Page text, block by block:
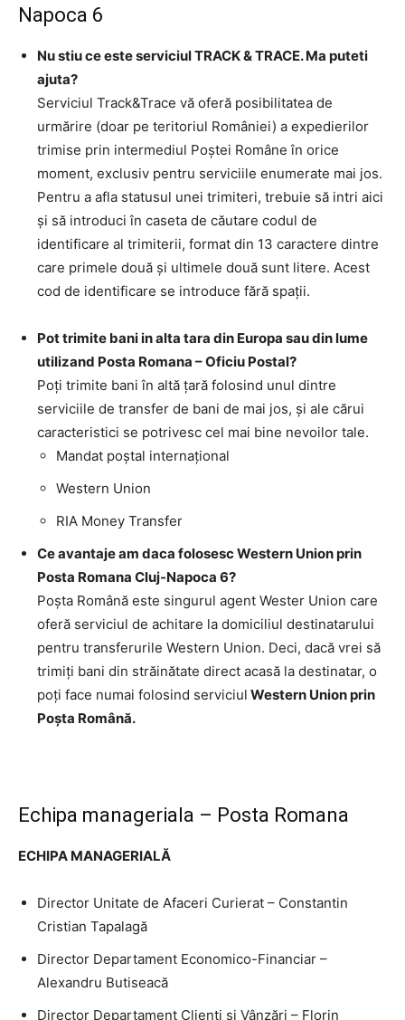
Napoca 6
Nu stiu ce este serviciul TRACK & TRACE. Ma puteti
ajuta?
Serviciul Track&Trace vă oferă posibilitatea de
urmărire (doar pe teritoriul României) a expedierilor
trimise prin intermediul Poştei Române în orice
moment, exclusiv pentru serviciile enumerate mai jos.
Pentru a afla statusul unei trimiteri, trebuie să intri aici
şi să introduci în caseta de căutare codul de
identificare al trimiterii, format din 13 caractere dintre
care primele două şi ultimele două sunt litere. Acest
cod de identificare se introduce fără spaţii.
Pot trimite bani in alta tara din Europa sau din lume
utilizand Posta Romana – Oficiu Postal?
Poţi trimite bani în altă ţară folosind unul dintre
serviciile de transfer de bani de mai jos, şi ale cărui
caracteristici se potrivesc cel mai bine nevoilor tale.
Mandat poştal internaţional
Western Union
RIA Money Transfer
Ce avantaje am daca folosesc Western Union prin
Posta Romana Cluj-Napoca 6?
Poşta Română este singurul agent Wester Union care
oferă serviciul de achitare la domiciliul destinatarului
pentru transferurile Western Union. Deci, dacă vrei să
trimiţi bani din străinătate direct acasă la destinatar, o
poţi face numai folosind serviciul Western Union prin
Poşta Română.
Echipa manageriala – Posta Romana
ECHIPA MANAGERIALĂ
Director Unitate de Afaceri Curierat – Constantin
Cristian Tapalagă
Director Departament Economico-Financiar –
Alexandru Butiseacă
Director Departament Clienți și Vânzări – Florin